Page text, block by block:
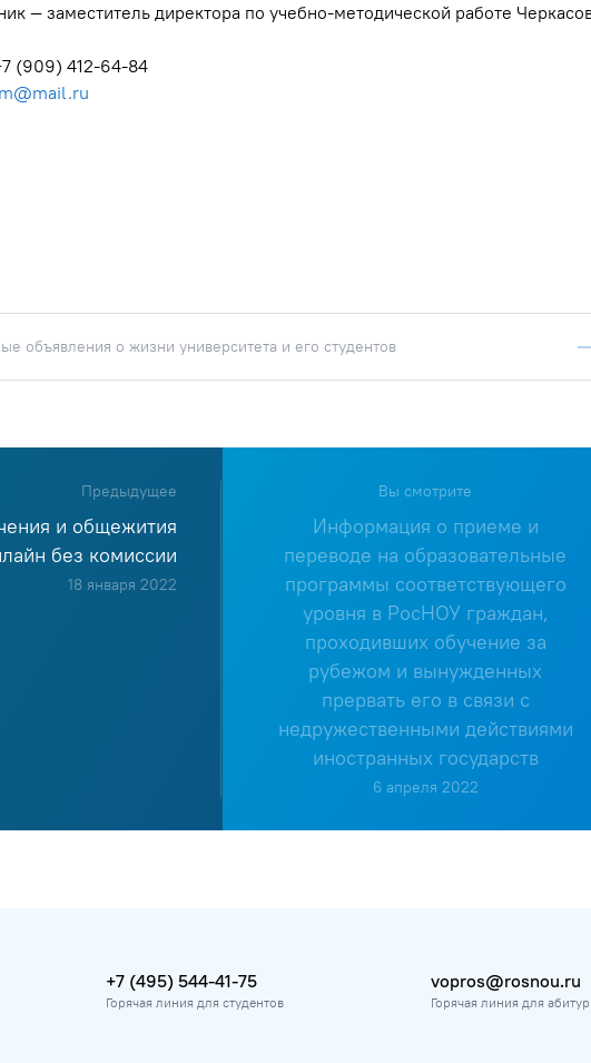
— заместитель директора по учебно-методической работе
(909) 412-64-84
объявления о жизни университета и его студентов
Предыдущее
и общежития
без комиссии
18 января 2022
Вы смотрите
Информация о приеме и
переводе на образовательные
программы соответствующего
уровня в РосНОУ граждан,
проходивших обучение за
рубежом и вынужденных
прервать его в связи с
недружественными действиями
иностранных государств
6 апреля 2022
+7 (495) 544-41-75
Горячая линия для студентов
vopros@rosnou.ru
Горячая линия для